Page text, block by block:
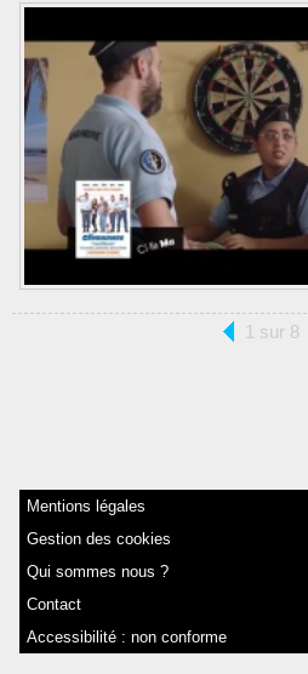
1 sur 8
Mentions légales
Gestion des cookies
Qui sommes nous ?
Contact
Accessibilité : non conforme